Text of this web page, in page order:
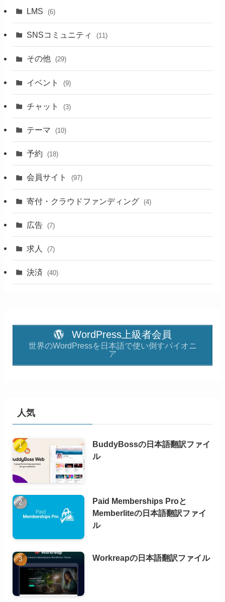
LMS (6)
SNSコミュニティ (11)
その他 (29)
イベント (9)
チャット (3)
テーマ (10)
予約 (18)
会員サイト (97)
寄付・クラウドファンディング (4)
広告 (7)
求人 (7)
決済 (40)
WordPress上級者会員
世界のWordPressを日本語で使い倒すパイオニ
ア
人気
BuddyBossの日本語翻訳ファイ
ル
Paid Memberships Proと
Memberliteの日本語翻訳ファイ
ル
Workreapの日本語翻訳ファイル